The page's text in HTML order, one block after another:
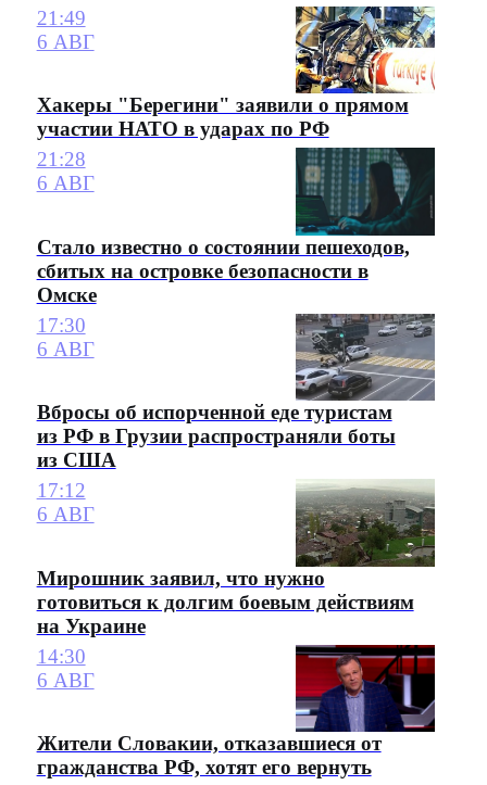
21:49
6 АВГ
Хакеры "Берегини" заявили о прямом
участии НАТО в ударах по РФ
21:28
6 АВГ
Стало известно о состоянии пешеходов,
сбитых на островке безопасности в
Омске
17:30
6 АВГ
Вбросы об испорченной еде туристам
из РФ в Грузии распространяли боты
из США
17:12
6 АВГ
Мирошник заявил, что нужно
готовиться к долгим боевым действиям
на Украине
14:30
6 АВГ
Жители Словакии, отказавшиеся от
гражданства РФ, хотят его вернуть